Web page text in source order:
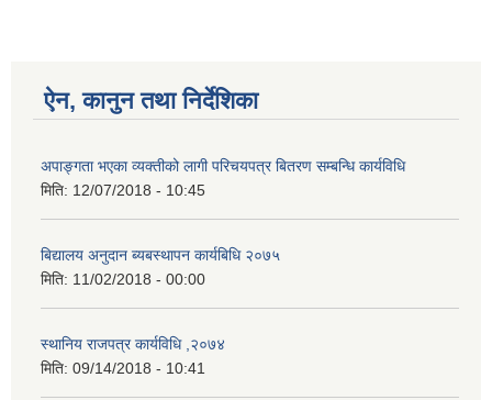
ऐन, कानुन तथा निर्देशिका
अपाङ्गता भएका व्यक्तीको लागी परिचयपत्र बितरण सम्बन्धि कार्यविधि
मिति: 12/07/2018 - 10:45
बिद्यालय अनुदान ब्यबस्थापन कार्यबिधि २०७५
मिति: 11/02/2018 - 00:00
स्थानिय राजपत्र कार्यविधि ,२०७४
मिति: 09/14/2018 - 10:41